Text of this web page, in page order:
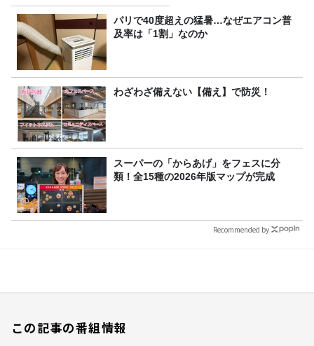
を8/10（月）に放送
パリで40度超えの猛暑…なぜエアコン普
及率は「1割」なのか
わざわざ備えない【備え】で防災！
スーパーの「からあげ」をフェスに分
類！全15種の2026年版マップが完成
Recommended by
この記事の番組情報